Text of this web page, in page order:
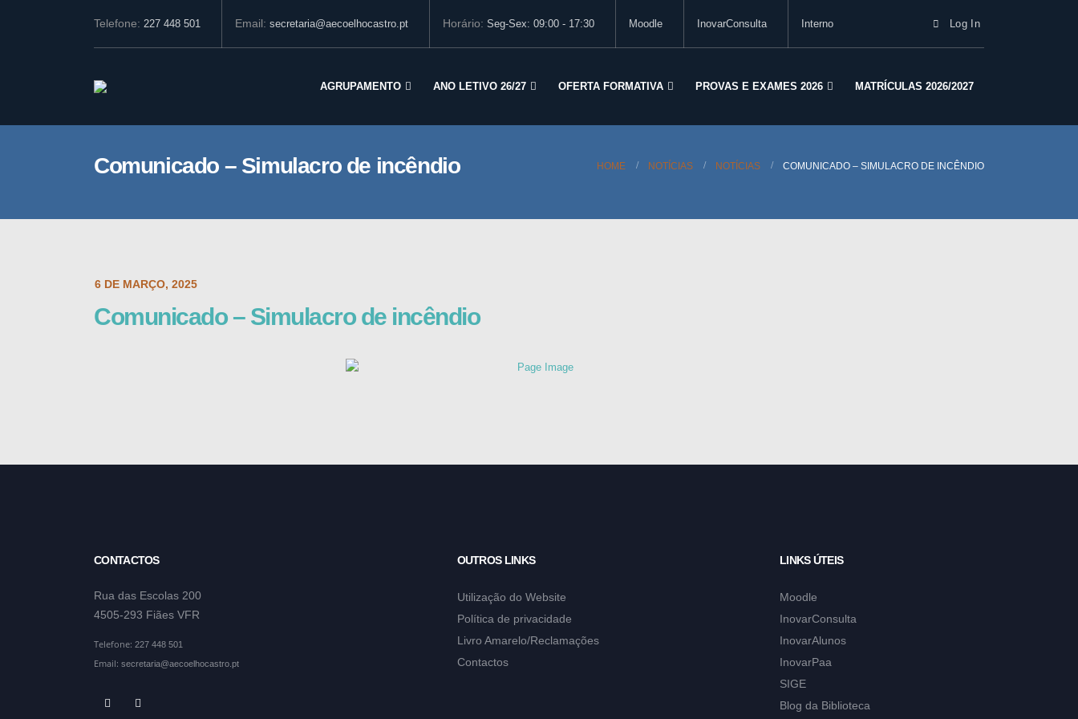
Telefone: 227 448 501 Email: secretaria@aecoelhocastro.pt Horário: Seg-Sex: 09:00 - 17:30 Moodle InovarConsulta Interno Log In
AGRUPAMENTO ANO LETIVO 26/27 OFERTA FORMATIVA PROVAS E EXAMES 2026 MATRÍCULAS 2026/2027
Comunicado – Simulacro de incêndio HOME NOTÍCIAS NOTÍCIAS COMUNICADO – SIMULACRO DE INCÊNDIO
6 DE MARÇO, 2025
Comunicado – Simulacro de incêndio
CONTACTOS
Rua das Escolas 200
4505-293 Fiães VFR
Telefone: 227 448 501
Email: secretaria@aecoelhocastro.pt
OUTROS LINKS
Utilização do Website
Política de privacidade
Livro Amarelo/Reclamações
Contactos
LINKS ÚTEIS
Moodle
InovarConsulta
InovarAlunos
InovarPaa
SIGE
Blog da Biblioteca